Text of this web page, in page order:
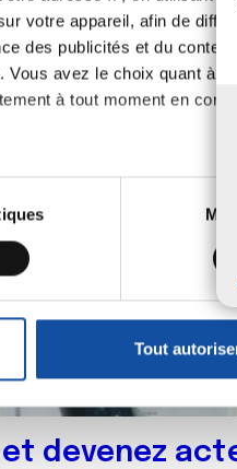
votre appareil, afin de
des publicités et du
avez le choix quant à
à tout moment en
être précises à plusieurs
préférences, reportez-
partir de la déclaration sur
celles-ci avec d'autres
services.
Tout
et devenez